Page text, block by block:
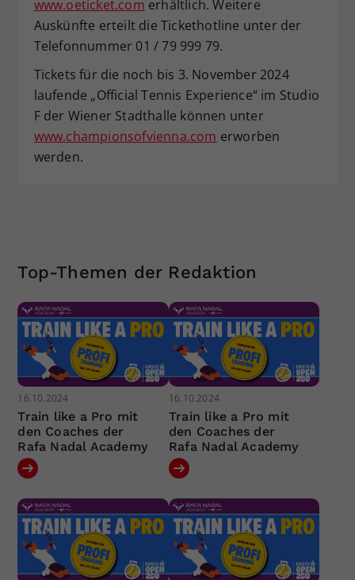
www.oeticket.com erhältlich. Weitere
Auskünfte erteilt die Tickethotline unter der
Telefonnummer 01 / 79 999 79.
Tickets für die noch bis 3. November 2024
laufende „Official Tennis Experience“ im Studio
F der Wiener Stadthalle können unter
www.championsofvienna.com erworben
werden.
Top-Themen der Redaktion
16.10.2024
Train like a Pro mit
den Coaches der
Rafa Nadal Academy
16.10.2024
Train like a Pro mit
den Coaches der
Rafa Nadal Academy